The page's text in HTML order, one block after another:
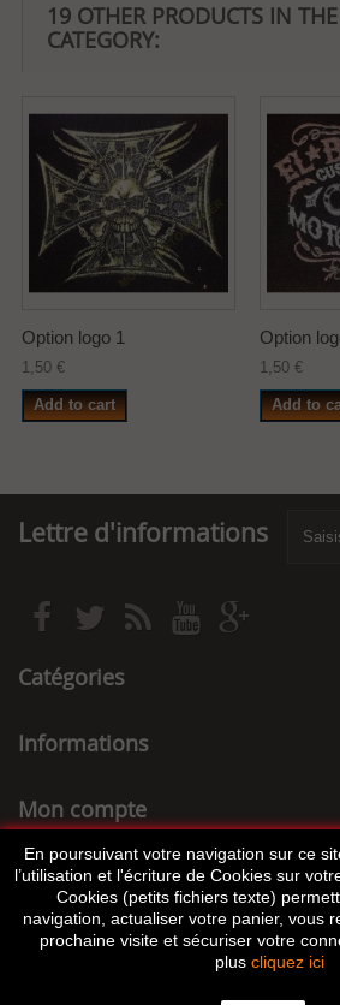
19 OTHER PRODUCTS IN
CATEGORY:
Option logo 1
1,50 €
Add to cart
Option
1,50 €
Add to
Lettre d'informations
Catégories
Informations
Mon compte
Informations sur votre
En poursuivant votre navigation sur ce
l’utilisation et l'écriture de Cookies sur
Cookies (petits fichiers texte)
navigation, actualiser votre panier, vous
prochaine visite et sécuriser votre
plus cliquez ici